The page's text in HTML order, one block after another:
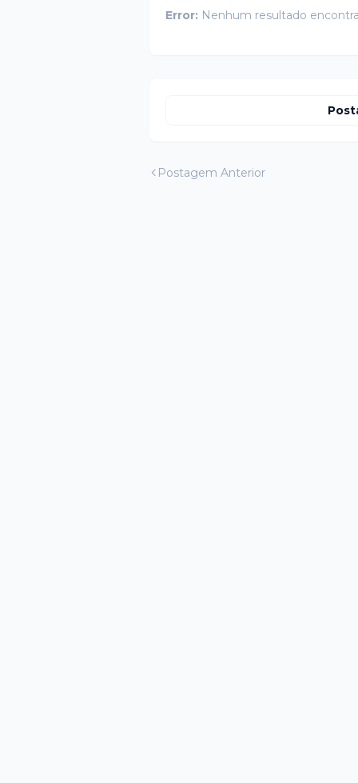
Error: Nenhum resultado
Postagem Anterior